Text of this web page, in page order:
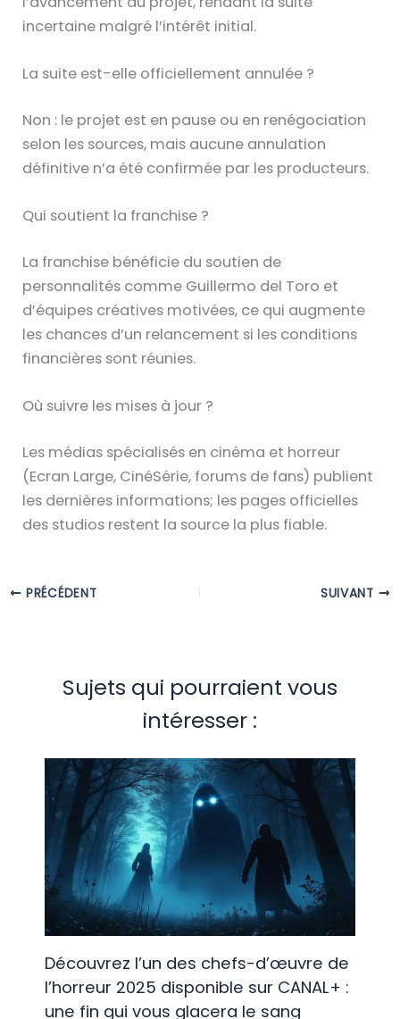
incertaine malgré l’intérêt initial.
La suite est-elle officiellement annulée ?
Non : le projet est en pause ou en renégociation
selon les sources, mais aucune annulation
définitive n’a été confirmée par les producteurs.
Qui soutient la franchise ?
La franchise bénéficie du soutien de
personnalités comme Guillermo del Toro et
d’équipes créatives motivées, ce qui augmente
les chances d’un relancement si les conditions
financières sont réunies.
Où suivre les mises à jour ?
Les médias spécialisés en cinéma et horreur
(Ecran Large, CinéSérie, forums de fans) publient
les dernières informations; les pages officielles
des studios restent la source la plus fiable.
PRÉCÉDENT SUIVANT
Sujets qui pourraient vous
intéresser :
Découvrez l’un des chefs-d’œuvre de
l’horreur 2025 disponible sur CANAL+ :
une fin qui vous glacera le sang